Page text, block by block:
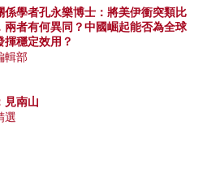
係學者孔永樂博士：將美伊衝突類比
兩者有何異同？中國崛起能否為全球
揮穩定效用？
輯部
見南山
選